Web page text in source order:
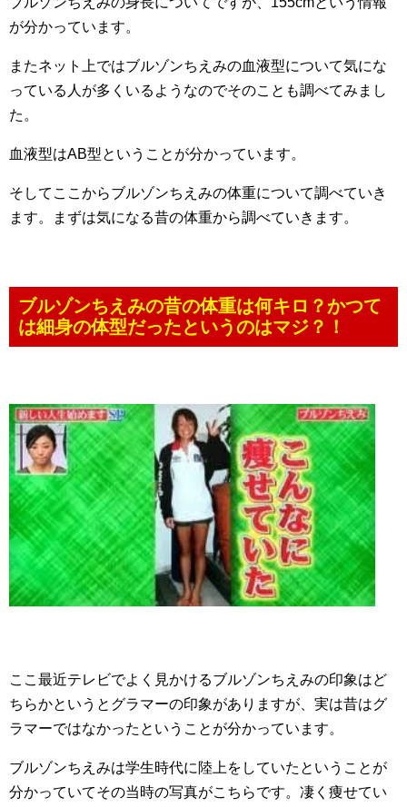
が分かっています。
またネット上ではブルゾンちえみの血液型について気にな
っている人が多くいるようなのでそのことも調べてみまし
た。
血液型はAB型ということが分かっています。
そしてここからブルゾンちえみの体重について調べていき
ます。まずは気になる昔の体重から調べていきます。
ブルゾンちえみの昔の体重は何キロ？かつて
は細身の体型だったというのはマジ？！
ここ最近テレビでよく見かけるブルゾンちえみの印象はど
ちらかというとグラマーの印象がありますが、実は昔はグ
ラマーではなかったということが分かっています。
ブルゾンちえみは学生時代に陸上をしていたということが
分かっていてその当時の写真がこちらです。凄く痩せてい